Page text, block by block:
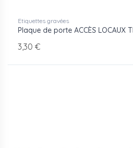
Etiquettes gravées
Plaque de porte ACCÈS LOCAUX
3,30 €